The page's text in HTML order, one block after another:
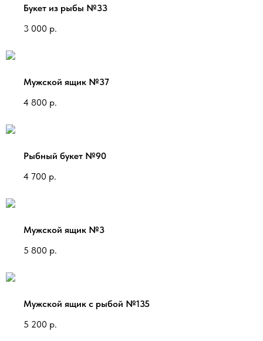
Букет из рыбы №33
3 000 р.
Мужской ящик №37
4 800 р.
Рыбный букет №90
4 700 р.
Мужской ящик №3
5 800 р.
Мужской ящик с рыбой №135
5 200 р.